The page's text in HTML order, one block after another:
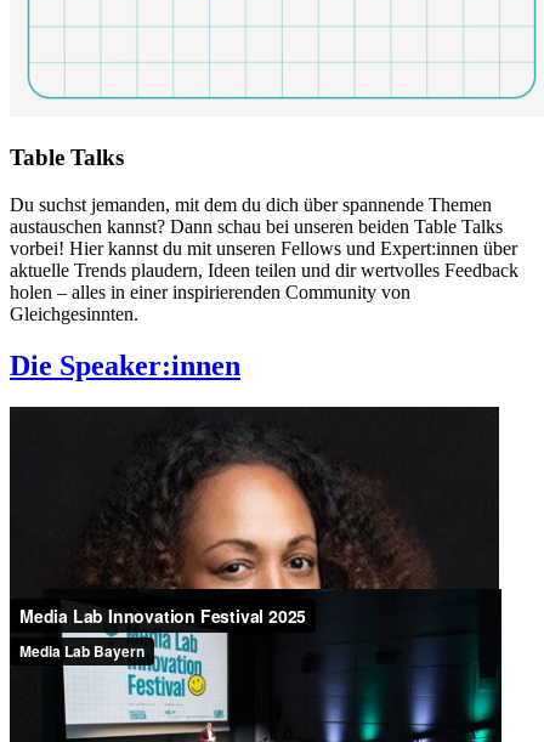
Table Talks
Du suchst jemanden, mit dem du dich über spannende Themen
austauschen kannst? Dann schau bei unseren beiden Table Talks
vorbei! Hier kannst du mit unseren Fellows und Expert:innen über
aktuelle Trends plaudern, Ideen teilen und dir wertvolles Feedback
holen – alles in einer inspirierenden Community von
Gleichgesinnten.
Die Speaker:innen